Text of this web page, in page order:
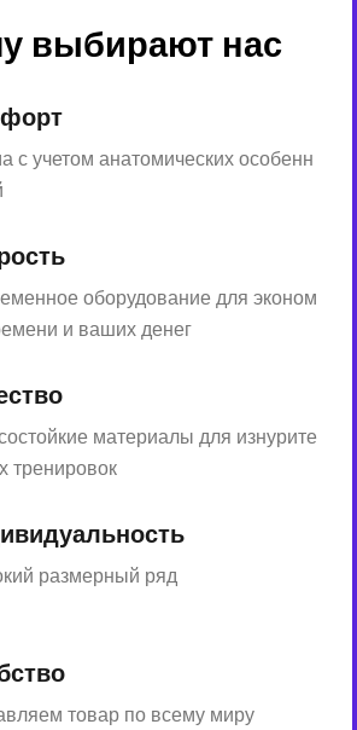
выбирают нас
с учетом анатомических особенн
оборудование для эконом
и ваших денег
материалы для изнурите
тренировок
размерный ряд
товар по всему миру